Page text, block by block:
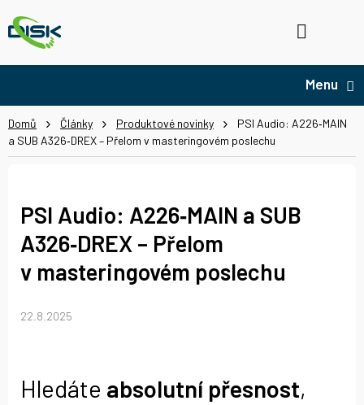
na
obsah
Domů Články Produktové novinky
PSI Audio: A226‑MAIN
a SUB A326‑DREX – Přelom v masteringovém poslechu
PSI Audio: A226‑MAIN a SUB
A326‑DREX – Přelom
v masteringovém poslechu
22.8.2025
Hledáte absolutní přesnost,